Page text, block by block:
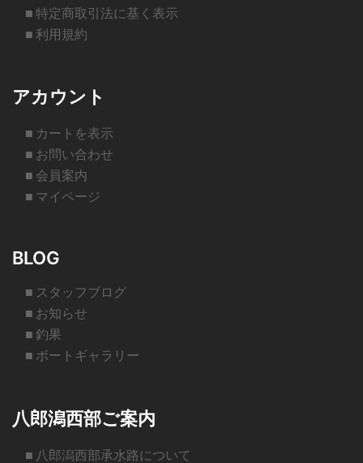
■ 特定商取引法に基く表示
■ 利用規約
アカウント
■ カートを表示
■ お問い合わせ
■ 会員案内
■ マイページ
BLOG
■ スタッフブログ
■ お知らせ
■ 釣果
■ ボートギャラリー
八郎潟西部ご案内
■ 八郎潟西部承水路について